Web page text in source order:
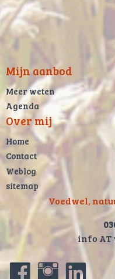
Mijn aanbod
Meer weten
Agenda
Over mij
Home
Contact
Weblog
sitemap
Voedwel,
info AT